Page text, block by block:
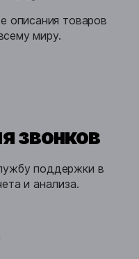
описания товаров
миру.
звонков
поддержки в
и анализа.